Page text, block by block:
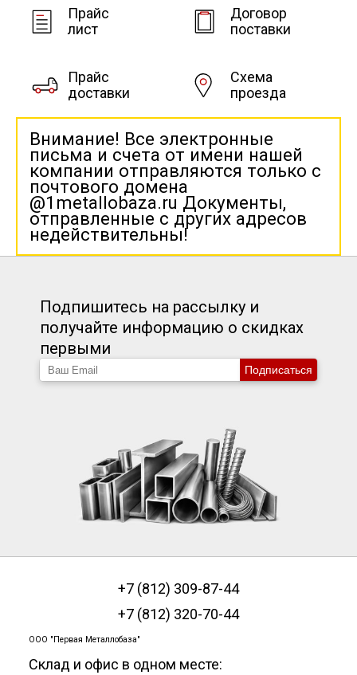
Прайс
лист
Договор
поставки
Прайс
доставки
Схема
проезда
Внимание! Все электронные
письма и счета от имени нашей
компании отправляются только с
почтового домена
@1metallobaza.ru Документы,
отправленные с других адресов
недействительны!
Подпишитесь на рассылку и
получайте информацию о скидках
первыми
Подписаться
+7 (812) 309-87-44
+7 (812) 320-70-44
ООО "Первая Металлобаза"
Склад и офис в одном месте: